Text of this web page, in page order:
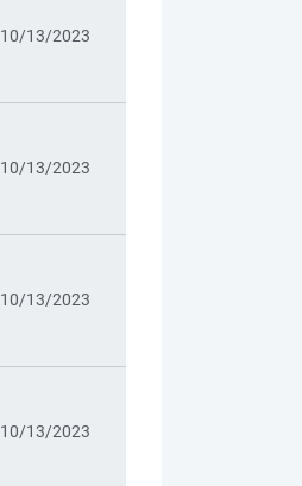
10/13/2023
10/13/2023
10/13/2023
10/13/2023